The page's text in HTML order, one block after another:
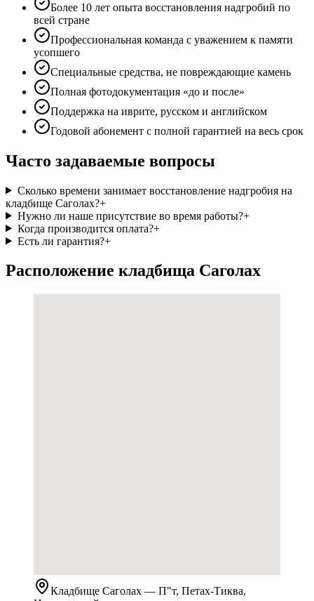
Более 10 лет опыта восстановления надгробий по
всей стране
Профессиональная команда с уважением к памяти
усопшего
Специальные средства, не повреждающие камень
Полная фотодокументация «до и после»
Поддержка на иврите, русском и английском
Годовой абонемент с полной гарантией на весь срок
Часто задаваемые вопросы
Сколько времени занимает восстановление надгробия на
кладбище Саголах?+
Нужно ли наше присутствие во время работы?+
Когда производится оплата?+
Есть ли гарантия?+
Расположение кладбища Саголах
Кладбище Саголах — П"т, Петах-Тиква,